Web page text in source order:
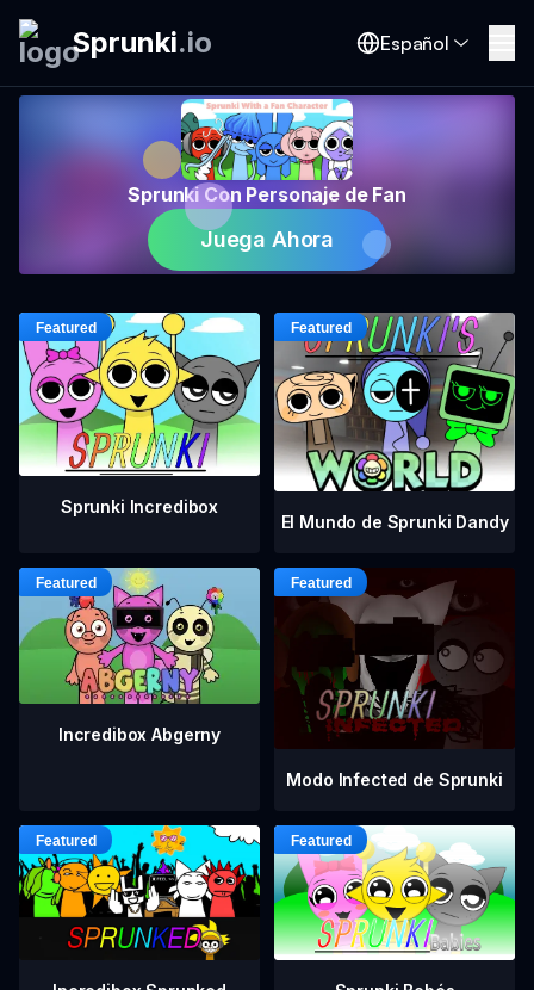
Sprunki.io Español
Sprunki Con Personaje de Fan
Juega Ahora
Sprunki Incredibox
El Mundo de Sprunki Dandy
Incredibox Abgerny
Modo Infected de Sprunki